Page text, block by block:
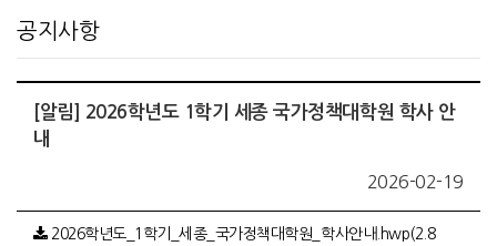
공지사항
[알림] 2026학년도 1학기 세종 국가정책대학원 학사 안
내
2026-02-19
2026학년도_1학기_세종_국가정책대학원_학사안내.hwp(2.8